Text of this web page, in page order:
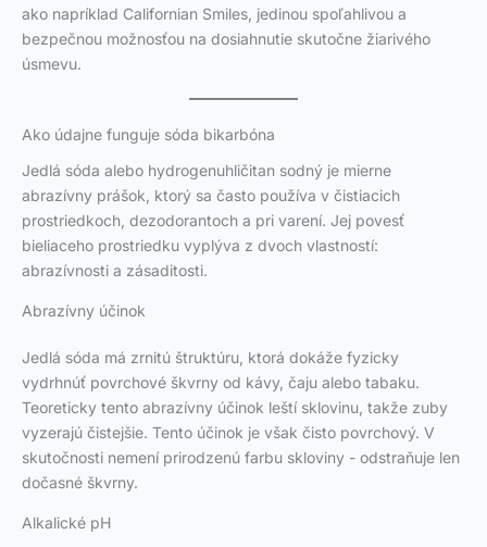
ako napríklad Californian Smiles, jedinou spoľahlivou a
bezpečnou možnosťou na dosiahnutie skutočne žiarivého
úsmevu.
Ako údajne funguje sóda bikarbóna
Jedlá sóda alebo hydrogenuhličitan sodný je mierne
abrazívny prášok, ktorý sa často používa v čistiacich
prostriedkoch, dezodorantoch a pri varení. Jej povesť
bieliaceho prostriedku vyplýva z dvoch vlastností:
abrazívnosti a zásaditosti.
Abrazívny účinok
Jedlá sóda má zrnitú štruktúru, ktorá dokáže fyzicky
vydrhnúť povrchové škvrny od kávy, čaju alebo tabaku.
Teoreticky tento abrazívny účinok leští sklovinu, takže zuby
vyzerajú čistejšie. Tento účinok je však čisto povrchový. V
skutočnosti nemení prirodzenú farbu skloviny - odstraňuje len
dočasné škvrny.
Alkalické pH